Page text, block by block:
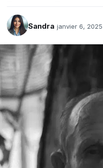
Sandra janvier 6, 2025